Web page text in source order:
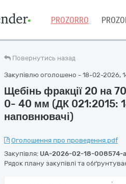
PROZORRO
Повернутись назад
Закупівлю оголошено - 18-02-2026,
Щебінь фракції 20 на
0- 40 мм (ДК 021:2015:
наповнювачі)
Оголошення про проведення.pdf
Закупівля: UA-2026-02-18-008574-a
Рядок плану закупівлі та